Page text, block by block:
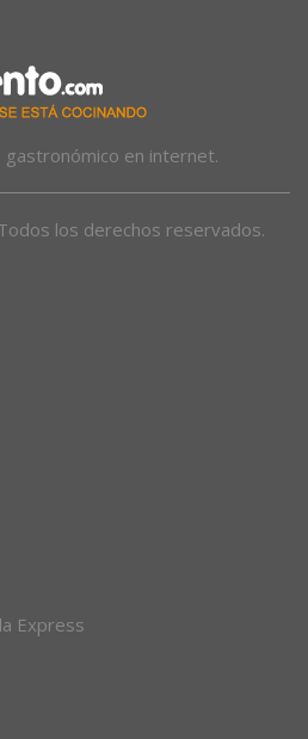
en internet.
los derechos reservados.
Express